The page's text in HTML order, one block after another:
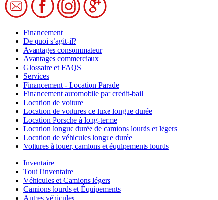
Financement
De quoi s’agit-il?
Avantages consommateur
Avantages commerciaux
Glossaire et FAQS
Services
Financement - Location Parade
Financement automobile par crédit-bail
Location de voiture
Location de voitures de luxe longue durée
Location Porsche à long-terme
Location longue durée de camions lourds et légers
Location de véhicules longue durée
Voitures à louer, camions et équipements lourds
Inventaire
Tout l'inventaire
Véhicules et Camions légers
Camions lourds et Équipements
Autres véhicules